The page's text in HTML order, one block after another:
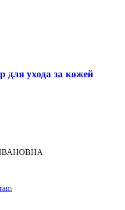
для ухода за кожей